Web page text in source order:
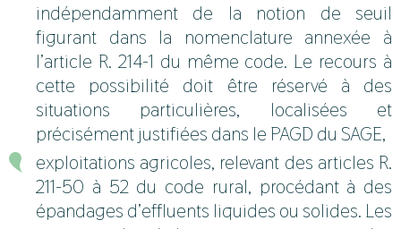
indépendamment de la notion de seuil
figurant dans la nomenclature annexée à
l’article R. 214-1 du même code. Le recours à
cette possibilité doit être réservé à des
situations particulières, localisées et
précisément justifiées dans le PAGD du SAGE,
exploitations agricoles, relevant des articles R.
211-50 à 52 du code rural, procédant à des
épandages d’effluents liquides ou solides. Les